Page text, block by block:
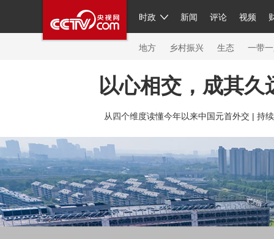
时政 新闻 评论 视频
人民领袖习近平 联播+ 中国
直播 片库 栏目大全 节目单
繁体 海外频道 iPanda
地方 乡村振兴 生态 一带
网络春晚 共产党员网 秧纪录 纪
新闻 国内 国际 评论 经济 军事 科技
人民领袖习近平 联播+ 热解读 天天学习
视频 小央视频 小央直播 直播中国 熊猫频
现场 前线 比划 快看 蓝海中国 新兵请入
以心相交，成其
从四个维度读懂今年以来中国元首外交 | 持